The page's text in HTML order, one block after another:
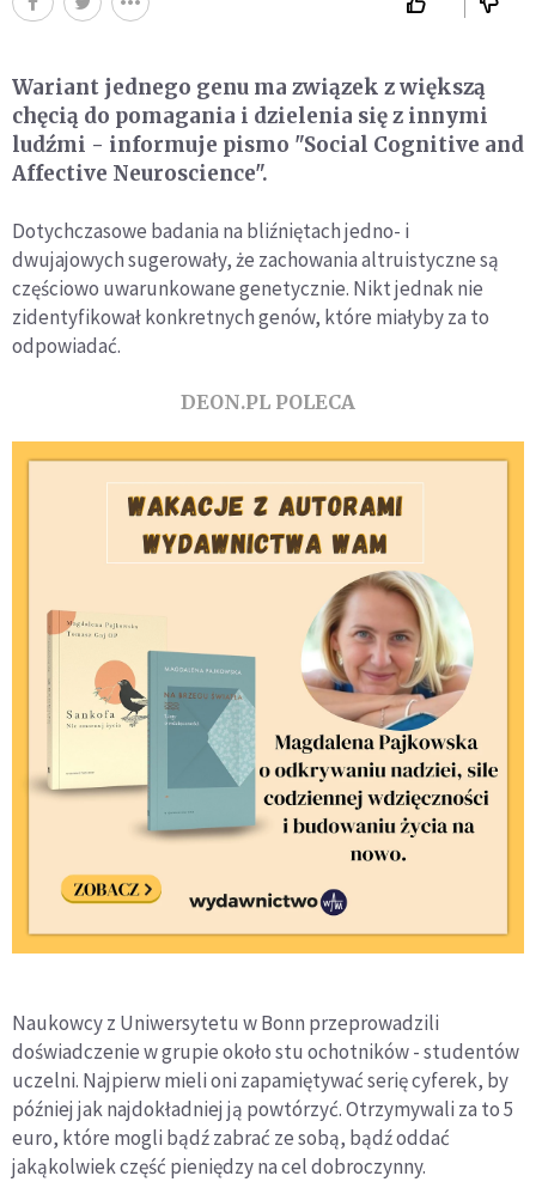
Wariant jednego genu ma związek z większą
chęcią do pomagania i dzielenia się z innymi
ludźmi - informuje pismo "Social Cognitive and
Affective Neuroscience".
Dotychczasowe badania na bliźniętach jedno- i
dwujajowych sugerowały, że zachowania altruistyczne są
częściowo uwarunkowane genetycznie. Nikt jednak nie
zidentyfikował konkretnych genów, które miałyby za to
odpowiadać.
DEON.PL POLECA
Naukowcy z Uniwersytetu w Bonn przeprowadzili
doświadczenie w grupie około stu ochotników - studentów
uczelni. Najpierw mieli oni zapamiętywać serię cyferek, by
później jak najdokładniej ją powtórzyć. Otrzymywali za to 5
euro, które mogli bądź zabrać ze sobą, bądź oddać
jakąkolwiek część pieniędzy na cel dobroczynny.